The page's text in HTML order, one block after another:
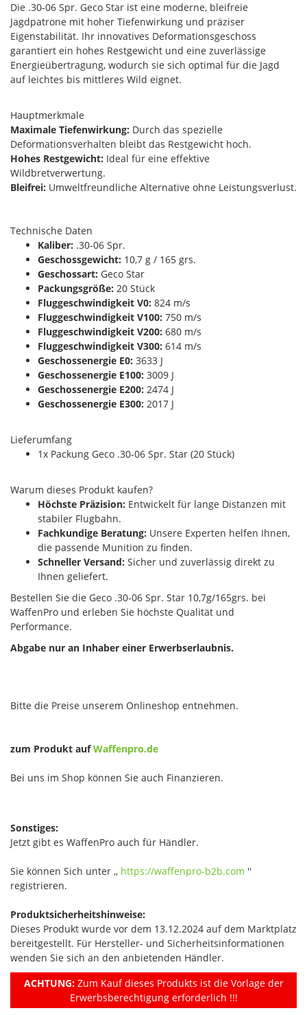
Die .30-06 Spr. Geco Star ist eine moderne, bleifreie
Jagdpatrone mit hoher Tiefenwirkung und präziser
Eigenstabilität. Ihr innovatives Deformationsgeschoss
garantiert ein hohes Restgewicht und eine zuverlässige
Energieübertragung, wodurch sie sich optimal für die Jagd
auf leichtes bis mittleres Wild eignet.
Hauptmerkmale
Maximale Tiefenwirkung: Durch das spezielle
Deformationsverhalten bleibt das Restgewicht hoch.
Hohes Restgewicht: Ideal für eine effektive
Wildbretverwertung.
Bleifrei: Umweltfreundliche Alternative ohne Leistungsverlust.
Technische Daten
Kaliber: .30-06 Spr.
Geschossgewicht: 10,7 g / 165 grs.
Geschossart: Geco Star
Packungsgröße: 20 Stück
Fluggeschwindigkeit V0: 824 m/s
Fluggeschwindigkeit V100: 750 m/s
Fluggeschwindigkeit V200: 680 m/s
Fluggeschwindigkeit V300: 614 m/s
Geschossenergie E0: 3633 J
Geschossenergie E100: 3009 J
Geschossenergie E200: 2474 J
Geschossenergie E300: 2017 J
Lieferumfang
1x Packung Geco .30-06 Spr. Star (20 Stück)
Warum dieses Produkt kaufen?
Höchste Präzision: Entwickelt für lange Distanzen mit
stabiler Flugbahn.
Fachkundige Beratung: Unsere Experten helfen Ihnen,
die passende Munition zu finden.
Schneller Versand: Sicher und zuverlässig direkt zu
Ihnen geliefert.
Bestellen Sie die Geco .30-06 Spr. Star 10,7g/165grs. bei
WaffenPro und erleben Sie höchste Qualität und
Performance.
Abgabe nur an Inhaber einer Erwerbserlaubnis.
Bitte die Preise unserem Onlineshop entnehmen.
zum Produkt aufWaffenpro.de
Bei uns im Shop können Sie auch Finanzieren.
Sonstiges:
Jetzt gibt es WaffenPro auch für Händler.
Sie können Sich unter ,, https://waffenpro-b2b.com ''
registrieren.
Produktsicherheitshinweise:
Dieses Produkt wurde vor dem 13.12.2024 auf dem Marktplatz
bereitgestellt. Für Hersteller- und Sicherheitsinformationen
wenden Sie sich an den anbietenden Händler.
ACHTUNG:Zum Kauf dieses Produkts ist die Vorlage der
Erwerbsberechtigung erforderlich !!!